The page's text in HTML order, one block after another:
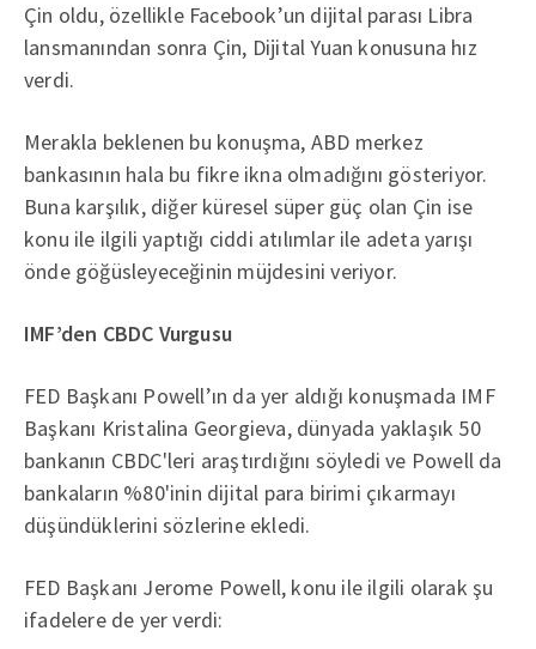
Çin oldu, özellikle Facebook’un dijital parası Libra
lansmanından sonra Çin, Dijital Yuan konusuna hız
verdi.
Merakla beklenen bu konuşma, ABD merkez
bankasının hala bu fikre ikna olmadığını gösteriyor.
Buna karşılık, diğer küresel süper güç olan Çin ise
konu ile ilgili yaptığı ciddi atılımlar ile adeta yarışı
önde göğüsleyeceğinin müjdesini veriyor.
IMF’den CBDC Vurgusu
FED Başkanı Powell’ın da yer aldığı konuşmada IMF
Başkanı Kristalina Georgieva, dünyada yaklaşık 50
bankanın CBDC'leri araştırdığını söyledi ve Powell da
bankaların %80'inin dijital para birimi çıkarmayı
düşündüklerini sözlerine ekledi.
FED Başkanı Jerome Powell, konu ile ilgili olarak şu
ifadelere de yer verdi: